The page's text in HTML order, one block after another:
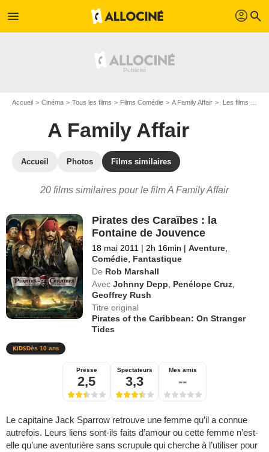
menu profil search
Accueil Cinéma Tous les films Films Comédie A Family Affair Les films similaires à "A Family Affair"
A Family Affair
Accueil Photos Films similaires
20 films similaires pour le film A Family Affair
Pirates des Caraïbes : la
Fontaine de Jouvence
18 mai 2011 | 2h 16min | Aventure
Comédie Fantastique
De Rob Marshall
Avec Johnny Depp Penélope Cruz
Geoffrey Rush
Titre original
Pirates of the Caribbean: On Stranger
Tides
Dès 10 ans
Presse
2,5
Spectateurs
3,3
Mes amis
--
Le capitaine Jack Sparrow retrouve une femme qu’il a connue
autrefois. Leurs liens sont-ils faits d’amour ou cette femme n’est-
elle qu’une aventurière sans scrupule qui cherche à l’utiliser pour